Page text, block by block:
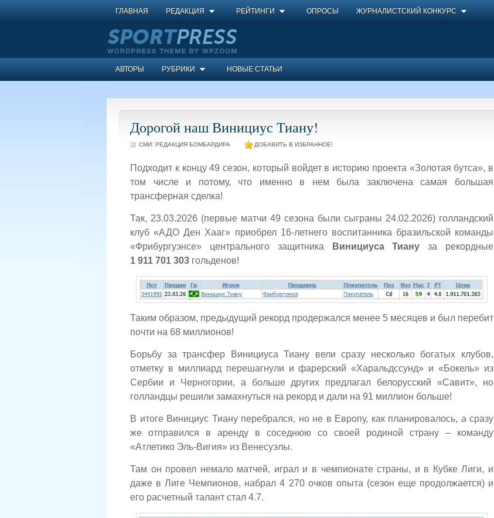
ГЛАВНАЯ РЕДАКЦИЯ РЕЙТИНГИ ОПРОСЫ ЖУРНАЛИСТСКИЙ КОНКУРС
АВТОРЫ РУБРИКИ НОВЫЕ СТАТЬИ
Дорогой наш Винициус Тиану!
СМИ: РЕДАКЦИЯ БОМБАРДИРА ДОБАВИТЬ В ИЗБРАННОЕ!
Подходит к концу 49 сезон, который войдет в историю проекта «Золотая бутса», в
том числе и потому, что именно в нем была заключена самая большая
трансферная сделка!
Так, 23.03.2026 (первые матчи 49 сезона были сыграны 24.02.2026) голландский
клуб «АДО Ден Хааг» приобрел 16-летнего воспитанника бразильской команды
«Фрибургуэнсе» центрального защитника
Винициуса Тиану за рекордные
1 911 701 303 гольденов!
Таким образом, предыдущий рекорд продержался менее 5 месяцев и был перебит
почти на 68 миллионов!
Борьбу за трансфер Винициуса Тиану вели сразу несколько богатых клубов,
отметку в миллиард перешагнули и фарерский «Харальдссунд» и «Бокель» из
Сербии и Черногории, а больше других предлагал белорусский «Савит», но
голландцы решили замахнуться на рекорд и дали на 91 миллион больше!
В итоге Винициус Тиану перебрался, но не в Европу, как планировалось, а сразу
же отправился в аренду в соседнюю со своей родиной страну – команду
«Атлетико Эль-Вигия» из Венесуэлы.
Там он провел немало матчей, играл и в чемпионате страны, и в Кубке Лиги, и
даже в Лиге Чемпионов, набрал 4 270 очков опыта (сезон еще продолжается) и
его расчетный талант стал 4.7.